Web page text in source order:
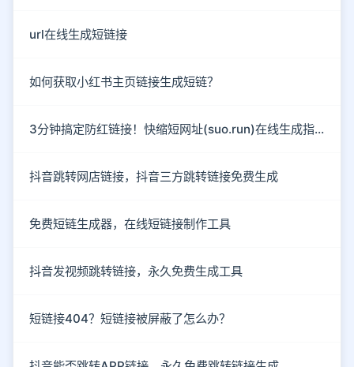
url在线生成短链接
如何获取小红书主页链接生成短链？
3分钟搞定防红链接！快缩短网址(suo.run)在线生成指南
抖音跳转网店链接，抖音三方跳转链接免费生成
免费短链生成器，在线短链接制作工具
抖音发视频跳转链接，永久免费生成工具
短链接404？短链接被屏蔽了怎么办？